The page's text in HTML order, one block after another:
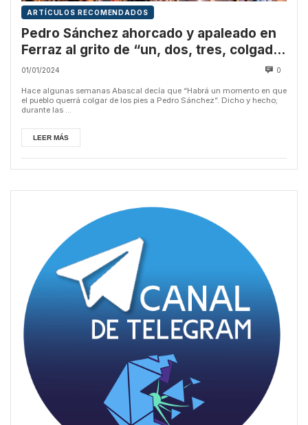
ARTÍCULOS RECOMENDADOS
Pedro Sánchez ahorcado y apaleado en
Ferraz al grito de “un, dos, tres, colgado
por los pies”
01/01/2024 0
Hace algunas semanas Abascal decía que “Habrá un momento en que
el pueblo querrá colgar de los pies a Pedro Sánchez”. Dicho y hecho;
durante las ...
LEER MÁS